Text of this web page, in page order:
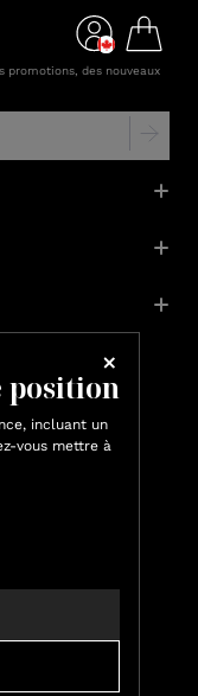
position
incluant un
vous mettre à
promotions, des nouveaux